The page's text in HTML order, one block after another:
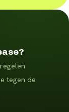
tegen de